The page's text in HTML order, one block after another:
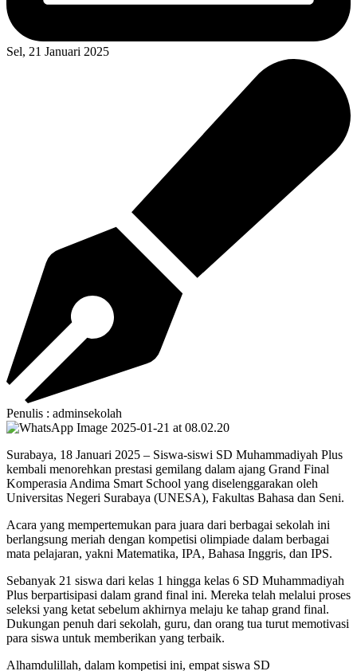
Sel, 21 Januari 2025
Penulis : adminsekolah
Surabaya, 18 Januari 2025 – Siswa-siswi SD Muhammadiyah Plus
kembali menorehkan prestasi gemilang dalam ajang Grand Final
Komperasia Andima Smart School yang diselenggarakan oleh
Universitas Negeri Surabaya (UNESA), Fakultas Bahasa dan Seni.
Acara yang mempertemukan para juara dari berbagai sekolah ini
berlangsung meriah dengan kompetisi olimpiade dalam berbagai
mata pelajaran, yakni Matematika, IPA, Bahasa Inggris, dan IPS.
Sebanyak 21 siswa dari kelas 1 hingga kelas 6 SD Muhammadiyah
Plus berpartisipasi dalam grand final ini. Mereka telah melalui proses
seleksi yang ketat sebelum akhirnya melaju ke tahap grand final.
Dukungan penuh dari sekolah, guru, dan orang tua turut memotivasi
para siswa untuk memberikan yang terbaik.
Alhamdulillah, dalam kompetisi ini, empat siswa SD